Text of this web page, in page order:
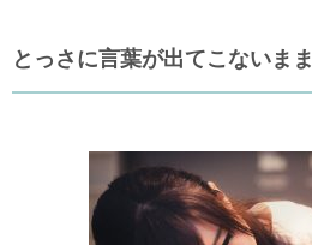
とっさに言葉が出てこないま